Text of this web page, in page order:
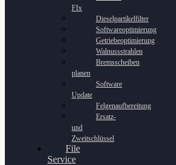
FIx
Dieselpartikelfilter
Softwareoptimierung
Getriebeoptimierung
Walnussstrahlen
Bremsscheiben
planen
Software
Update
Felgenaufbereitung
Ersatz-
und
Zweitschlüssel
File
Service